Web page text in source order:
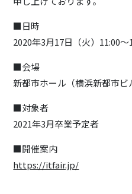
■日時
2020年3月17日（火）11:00～
■会場
新都市ホール（横浜新都市ビ
■対象者
2021年3月卒業予定者
■開催案内
https://itfair.jp/